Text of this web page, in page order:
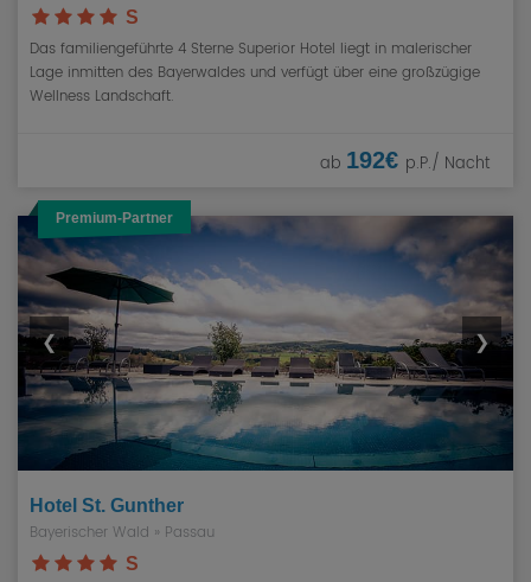
S
Das familiengeführte 4 Sterne Superior Hotel liegt in malerischer
Lage inmitten des Bayerwaldes und verfügt über eine großzügige
Wellness Landschaft.
ab 192€ p.P./ Nacht
Premium-Partner
❮ ❯
Hotel St. Gunther
Bayerischer Wald » Passau
S